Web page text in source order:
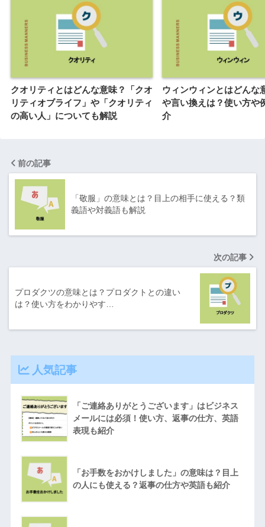
クオリティとはどんな意味？「クオ
リティオブライフ」や「クオリティ
の高い人」についても解説
ウィンウィンとはどんな
や言い換えは？使い方や
介
前の記事
「敬服」の意味とは？目上の相手に使える？類
義語や対義語も解説
次の記事
プロダクツの意味とは？プロダクトとの違い
は？使い方をわかりやす…
人気記事
「ご連絡ありがとうございます」はビジネス
メールには必須！使い方、返事の仕方、英語
表現も紹介
「お手数をおかけしました」の意味は？目上
の人にも使える？返事の仕方や英語も紹介